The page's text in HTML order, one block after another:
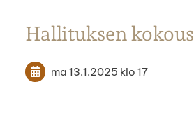
Hallituksen kokous
ma 13.1.2025 klo 17